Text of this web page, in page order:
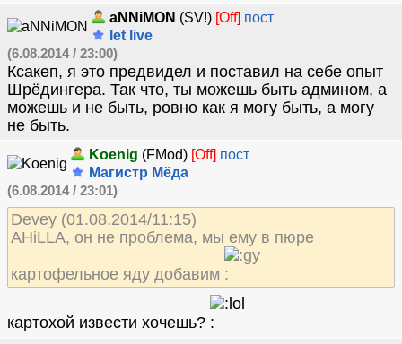
aNNiMON (SV!) [Off] пост
let live
(6.08.2014 / 23:00)
Ксакеп, я это предвидел и поставил на себе опыт
Шрёдингера. Так что, ты можешь быть админом, а
можешь и не быть, ровно как я могу быть, а могу
не быть.
Koenig (FMod) [Off] пост
Магистр Мёда
(6.08.2014 / 23:01)
Devey (01.08.2014/11:15)
AHiLLA, он не проблема, мы ему в пюре
картофельное яду добавим
картохой извести хочешь?